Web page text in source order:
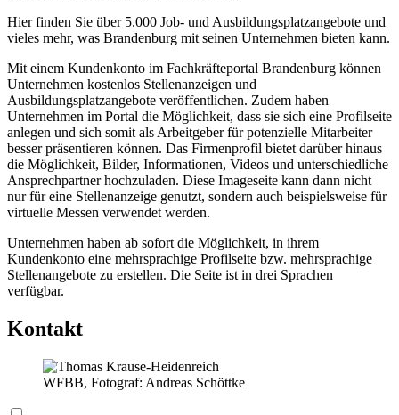
Hier finden Sie über 5.000 Job- und Ausbildungsplatzangebote und
vieles mehr, was Brandenburg mit seinen Unternehmen bieten kann.
Mit einem Kundenkonto im Fachkräfteportal Brandenburg können
Unternehmen kostenlos Stellenanzeigen und
Ausbildungsplatzangebote veröffentlichen. Zudem haben
Unternehmen im Portal die Möglichkeit, dass sie sich eine Profilseite
anlegen und sich somit als Arbeitgeber für potenzielle Mitarbeiter
besser präsentieren können. Das Firmenprofil bietet darüber hinaus
die Möglichkeit, Bilder, Informationen, Videos und unterschiedliche
Ansprechpartner hochzuladen. Diese Imageseite kann dann nicht
nur für eine Stellenanzeige genutzt, sondern auch beispielsweise für
virtuelle Messen verwendet werden.
Unternehmen haben ab sofort die Möglichkeit, in ihrem
Kundenkonto eine mehrsprachige Profilseite bzw. mehrsprachige
Stellenangebote zu erstellen. Die Seite ist in drei Sprachen
verfügbar.
Kontakt
WFBB, Fotograf: Andreas Schöttke